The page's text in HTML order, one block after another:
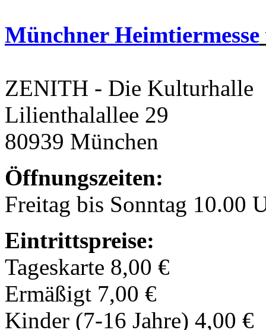
Münchner Heimtiermesse
ZENITH - Die Kulturhalle
Lilienthalallee 29
80939 München
Öffnungszeiten:
Freitag bis Sonntag 10.00
Eintrittspreise:
Tageskarte 8,00 €
Ermäßigt 7,00 €
Kinder (7-16 Jahre) 4,00 €